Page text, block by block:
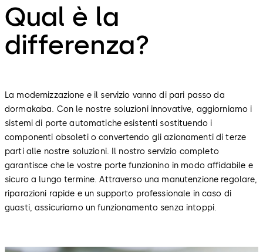
Qual è la
differenza?
La modernizzazione e il servizio vanno di pari passo da
dormakaba. Con le nostre soluzioni innovative, aggiorniamo i
sistemi di porte automatiche esistenti sostituendo i
componenti obsoleti o convertendo gli azionamenti di terze
parti alle nostre soluzioni. Il nostro servizio completo
garantisce che le vostre porte funzionino in modo affidabile e
sicuro a lungo termine. Attraverso una manutenzione regolare,
riparazioni rapide e un supporto professionale in caso di
guasti, assicuriamo un funzionamento senza intoppi.